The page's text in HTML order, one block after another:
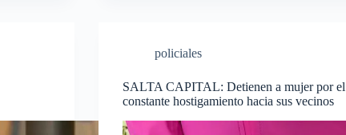
policiales
SALTA CAPITAL: Detienen a mujer por el
constante hostigamiento hacia sus vecinos